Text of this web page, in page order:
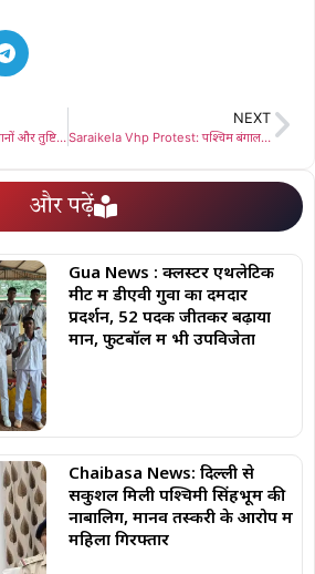
संविधान को चुनौती देने वाले बयानों और तुष्टिकरण की राजनीति के विरोध में भाजपा का एक दिवसीय धरना प्रदर्शन
NEXT
Saraikela Vhp Protest: पश्चिम बंगाल में हिंदुओं पर अत्याचार के खिलाफ विश्व हिंदू परिषद समेत हिंदूवादी संगठनो ने किया आक्रोश प्रदर्शन
और पढ़ें
Gua News : क्लस्टर एथलेटिक
मीट में डीएवी गुवा का दमदार
प्रदर्शन, 52 पदक जीतकर बढ़ाया
मान, फुटबॉल में भी उपविजेता
Chaibasa News: दिल्ली से
सकुशल मिली पश्चिमी सिंहभूम की
नाबालिग, मानव तस्करी के आरोप में
महिला गिरफ्तार